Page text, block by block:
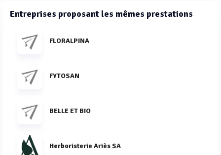
Entreprises proposant les mêmes prestations
FLORALPINA
FYTOSAN
BELLE ET BIO
Herboristerie Ariès SA